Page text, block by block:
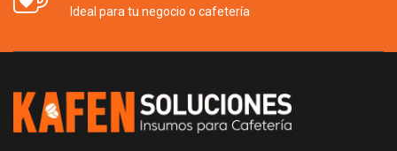
Ideal para tu negocio o cafetería